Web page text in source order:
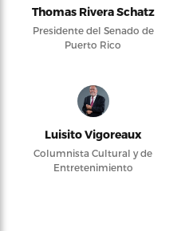
Thomas Rivera Schatz
Presidente del Senado de
Puerto Rico
Luisito Vigoreaux
Columnista Cultural y de
Entretenimiento